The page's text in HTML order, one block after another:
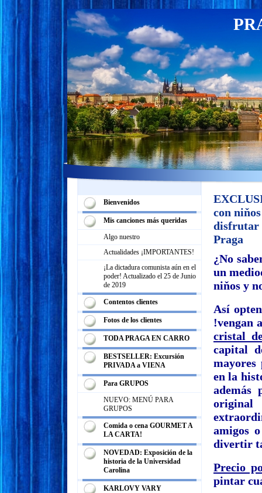
con
disfrutar
Praga
¿No
un
niňos y
Así
!vengan
cristal
capital
mayores
en la
además
amigos
divertir
Precio
pintar
Bienvenidos
Mis canciones más queridas
Algo nuestro
Actualidades ¡IMPORTANTES!
¡La dictadura comunista aún en el
poder! Actualizado el 25 de Junio
de 2019
Contentos clientes
Fotos de los clientes
TODA PRAGA EN CARRO
BESTSELLER: Excursión
PRIVADA a VIENA
Para GRUPOS
NUEVO: MENÚ PARA
GRUPOS
Comida o cena GOURMET A
LA CARTA!
NOVEDAD: Exposición de la
historia de la Universidad
Carolina
KARLOVY VARY